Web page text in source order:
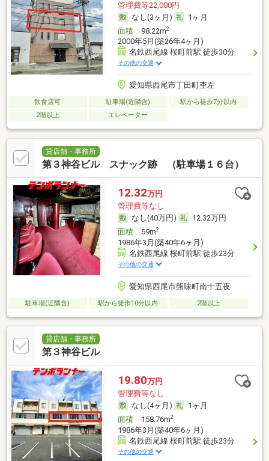
管理費等22,000円
なし(3ヶ月)
1ヶ月
面積98.22m2
2000年5月(築26年4ヶ月)
名鉄西尾線 桜町前駅 徒歩30分
その他の交通
愛知県西尾市丁田町杢左
飲食店可 駐車場(近隣含)
駅から徒歩7分以内
2階以上
エレベーター
貸店舗・事務所
第３神谷ビル スナック跡 （駐車場１６台）
12.32万円
管理費等なし
なし(40万円)
12.32万円
面積59m2
1986年3月(築40年6ヶ月)
名鉄西尾線 桜町前駅 徒歩23分
その他の交通
愛知県西尾市熊味町南十五夜
駐車場(近隣含) 駅から徒歩10分以内 2階以上
貸店舗・事務所
第３神谷ビル
19.80万円
管理費等なし
なし(4ヶ月)
1ヶ月
面積158.76m2
1986年3月(築40年6ヶ月)
名鉄西尾線 桜町前駅 徒歩23分
その他の交通